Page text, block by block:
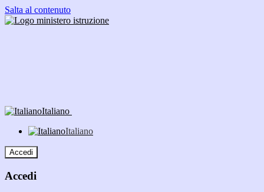
Salta al contenuto
Italiano
Italiano
Accedi
Accedi